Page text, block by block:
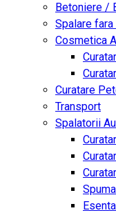
Betoniere /
Spalare
Cosmetica
Curatare
Transport
Spalatorii